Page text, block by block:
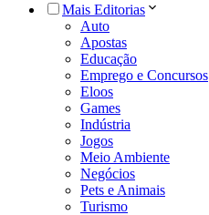
Mais Editorias
Auto
Apostas
Educação
Emprego e Concursos
Eloos
Games
Indústria
Jogos
Meio Ambiente
Negócios
Pets e Animais
Turismo